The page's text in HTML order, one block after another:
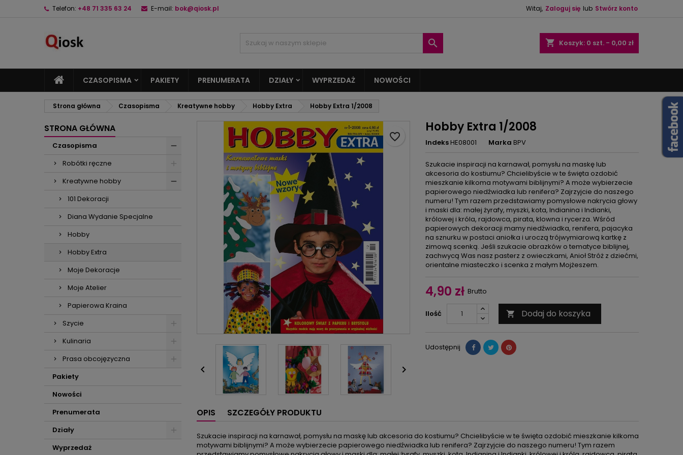
Telefon: +48 71 335 63 24 E-mail: bok@qiosk.pl Witaj, Zaloguj się lub Stwórz konto
shopping_cart Koszyk: 0 szt. - 0,00 zł

CZASOPISMA PAKIETY PRENUMERATA DZIAŁY WYPRZEDAŻ NOWOŚCI
Strona główna Czasopisma Kreatywne hobby Hobby Extra Hobby Extra 1/2008
STRONA GŁÓWNA
Czasopisma
Robótki ręczne
Kreatywne hobby
101 Dekoracji
Diana Wydanie Specjalne
Hobby
Hobby Extra
Moje Dekoracje
Moje Atelier
Papierowa Kraina
Szycie
Kulinaria
Prasa obcojęzyczna
Pakiety
Nowości
Prenumerata
Działy
Wyprzedaż
 
Hobby Extra 1/2008
IndeksHE08001 Marka BPV
Szukacie inspiracji na karnawał, pomysłu na maskę lub
akcesoria do kostiumu? Chcielibyście w te święta ozdobić
mieszkanie kilkoma motywami biblijnymi? A może wybierzecie
papierowego niedźwiadka lub renifera? Zajrzyjcie do naszego
numeru! Tym razem przedstawiamy pomysłowe nakrycia głowy
i maski dla: małej żyrafy, myszki, kota, Indianina i Indianki,
królowej i króla, rajdowca, pirata, klowna i rycerza. Wśród
papierowych dekoracji mamy niedźwiadka, renifera, pajacyka
na sznurku w postaci aniołka i uroczą trójwymiarową kartkę z
zimową scenką. Jeśli szukacie obrazków o tematyce biblijnej,
zachwycą Was nasz pasterz z owieczkami, Anioł Stróż z dziećmi,
orientalne miasteczko i scenka z małym Mojżeszem.
4,90 zł Brutto
Ilość  Dodaj do koszyka
favorite_border
Udostępnij
OPIS SZCZEGÓŁY PRODUKTU
Szukacie inspiracji na karnawał, pomysłu na maskę lub akcesoria do kostiumu? Chcielibyście w te święta ozdobić mieszkanie kilkoma
motywami biblijnymi? A może wybierzecie papierowego niedźwiadka lub renifera? Zajrzyjcie do naszego numeru! Tym razem
Anuluj
Musisz być zalogowany by zapisać produkty na swojej liście życzeń.